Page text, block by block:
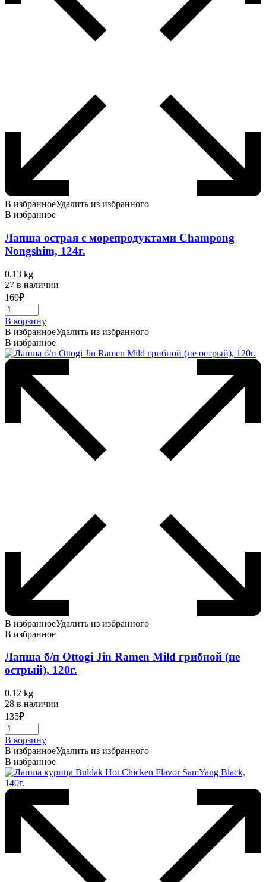
В избранноеУдалить из избранного
В избранное
Лапша острая с морепродуктами Champong
Nongshim, 124г.
0.13 kg
27 в наличии
169₽
В корзину
В избранноеУдалить из избранного
В избранное
В избранноеУдалить из избранного
В избранное
Лапша б/п Ottogi Jin Ramen Mild грибной (не
острый), 120г.
0.12 kg
28 в наличии
135₽
В корзину
В избранноеУдалить из избранного
В избранное